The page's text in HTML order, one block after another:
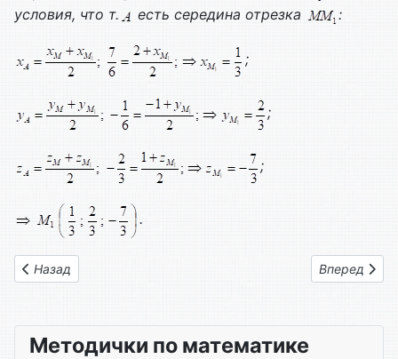
Методички по математике
условия, что т.
есть середина отрезка :
;
;
;
.
Предыдущий: Вариант № 17
Назад Следующий:
Вперед